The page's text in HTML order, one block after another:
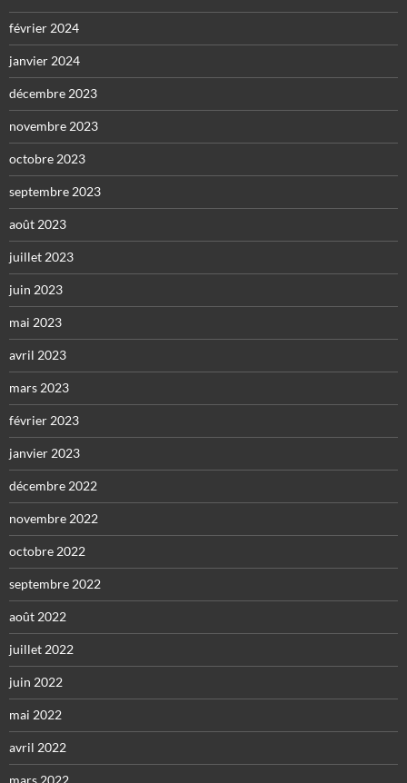
février 2024
janvier 2024
décembre 2023
novembre 2023
octobre 2023
septembre 2023
août 2023
juillet 2023
juin 2023
mai 2023
avril 2023
mars 2023
février 2023
janvier 2023
décembre 2022
novembre 2022
octobre 2022
septembre 2022
août 2022
juillet 2022
juin 2022
mai 2022
avril 2022